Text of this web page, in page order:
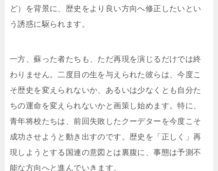
ど）を背景に、歴史をより良い方向へ修正したいとい
う誘惑に駆られます。
一方、蘇った者たちも、ただ再現を演じるだけでは終
わりません。二度目の生を与えられた彼らは、今度こ
そ歴史を変えられないか、あるいは少なくとも自分た
ちの運命を変えられないかと画策し始めます。特に、
青年将校たちは、前回失敗したクーデターを今度こそ
成功させようと動き出すのです。歴史を「正しく」再
現しようとする国連の意図とは裏腹に、事態は予測不
能な方向へと進んでいきます。